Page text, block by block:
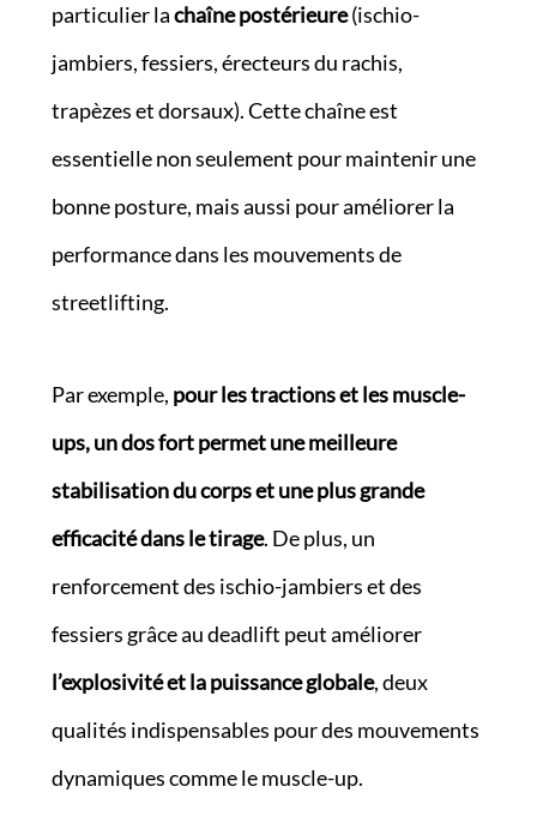
particulier lachaîne postérieure(ischio-
jambiers, fessiers, érecteurs du rachis,
trapèzes et dorsaux). Cette chaîne est
essentielle non seulement pour maintenir une
bonne posture, mais aussi pour améliorer la
performance dans les mouvements de
streetlifting.
Par exemple, pour les tractions et les muscle-
ups, un dos fort permet une meilleure
stabilisation du corps et une plus grande
efficacité dans le tirage. De plus, un
renforcement des ischio-jambiers et des
fessiers grâce au deadlift peut améliorer
l’explosivité et la puissance globale, deux
qualités indispensables pour des mouvements
dynamiques comme le muscle-up.